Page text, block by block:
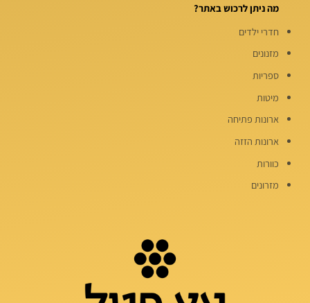
מה ניתן לרכוש באתר?
חדרי ילדים
מזנונים
ספריות
מיטות
ארונות פתיחה
ארונות הזזה
כוורות
מזרונים